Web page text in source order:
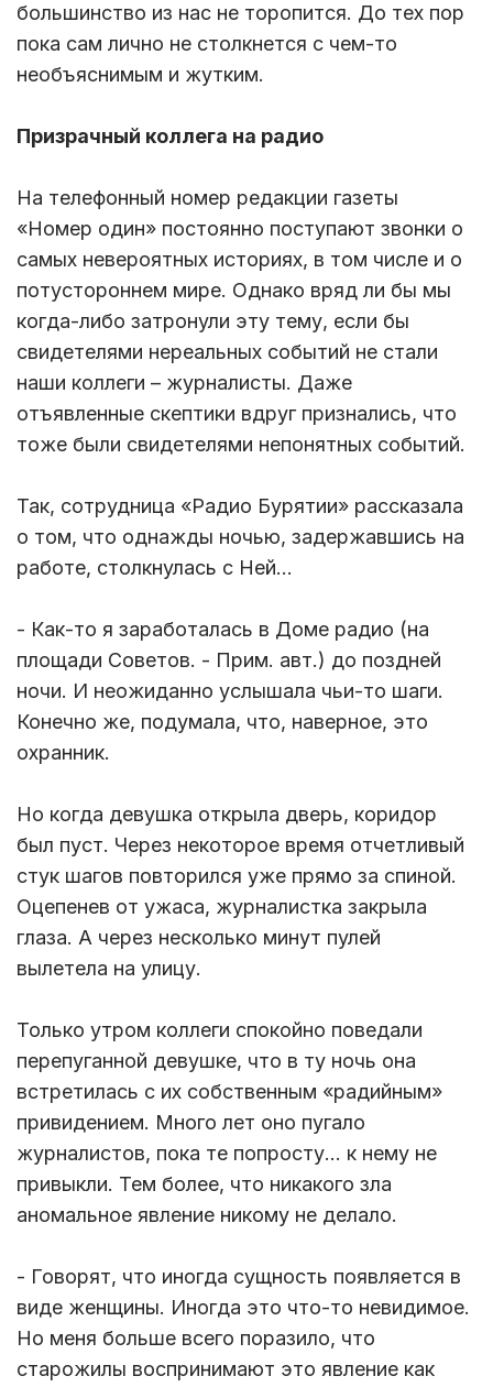
большинство из нас не торопится. До тех пор
пока сам лично не столкнется с чем-то
необъяснимым и жутким.
Призрачный коллега на радио
На телефонный номер редакции газеты
«Номер один» постоянно поступают звонки о
самых невероятных историях, в том числе и о
потустороннем мире. Однако вряд ли бы мы
когда-либо затронули эту тему, если бы
свидетелями нереальных событий не стали
наши коллеги – журналисты. Даже
отъявленные скептики вдруг признались, что
тоже были свидетелями непонятных событий.
Так, сотрудница «Радио Бурятии» рассказала
о том, что однажды ночью, задержавшись на
работе, столкнулась с Ней…
- Как-то я заработалась в Доме радио (на
площади Советов. - Прим. авт.) до поздней
ночи. И неожиданно услышала чьи-то шаги.
Конечно же, подумала, что, наверное, это
охранник.
Но когда девушка открыла дверь, коридор
был пуст. Через некоторое время отчетливый
стук шагов повторился уже прямо за спиной.
Оцепенев от ужаса, журналистка закрыла
глаза. А через несколько минут пулей
вылетела на улицу.
Только утром коллеги спокойно поведали
перепуганной девушке, что в ту ночь она
встретилась с их собственным «радийным»
привидением. Много лет оно пугало
журналистов, пока те попросту… к нему не
привыкли. Тем более, что никакого зла
аномальное явление никому не делало.
- Говорят, что иногда сущность появляется в
виде женщины. Иногда это что-то невидимое.
Но меня больше всего поразило, что
старожилы воспринимают это явление как